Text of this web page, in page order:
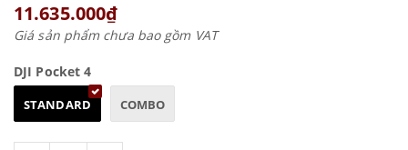
11.635.000₫
Giá sản phẩm chưa bao gồm VAT
DJI Pocket 4
STANDARD COMBO